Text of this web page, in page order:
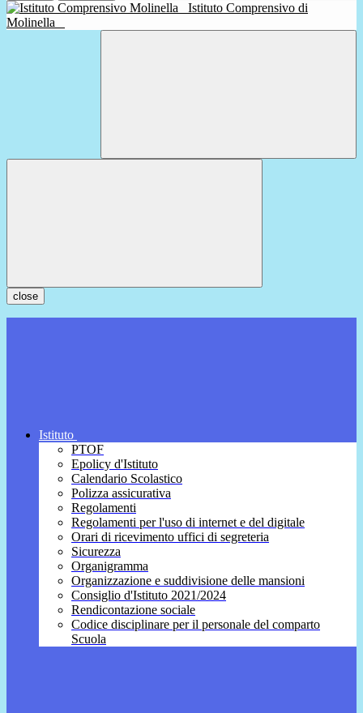
Istituto Comprensivo di
Molinella
close
Istituto
PTOF
Epolicy d'Istituto
Calendario Scolastico
Polizza assicurativa
Regolamenti
Regolamenti per l'uso di internet e del digitale
Orari di ricevimento uffici di segreteria
Sicurezza
Organigramma
Organizzazione e suddivisione delle mansioni
Consiglio d'Istituto 2021/2024
Rendicontazione sociale
Codice disciplinare per il personale del comparto
Scuola